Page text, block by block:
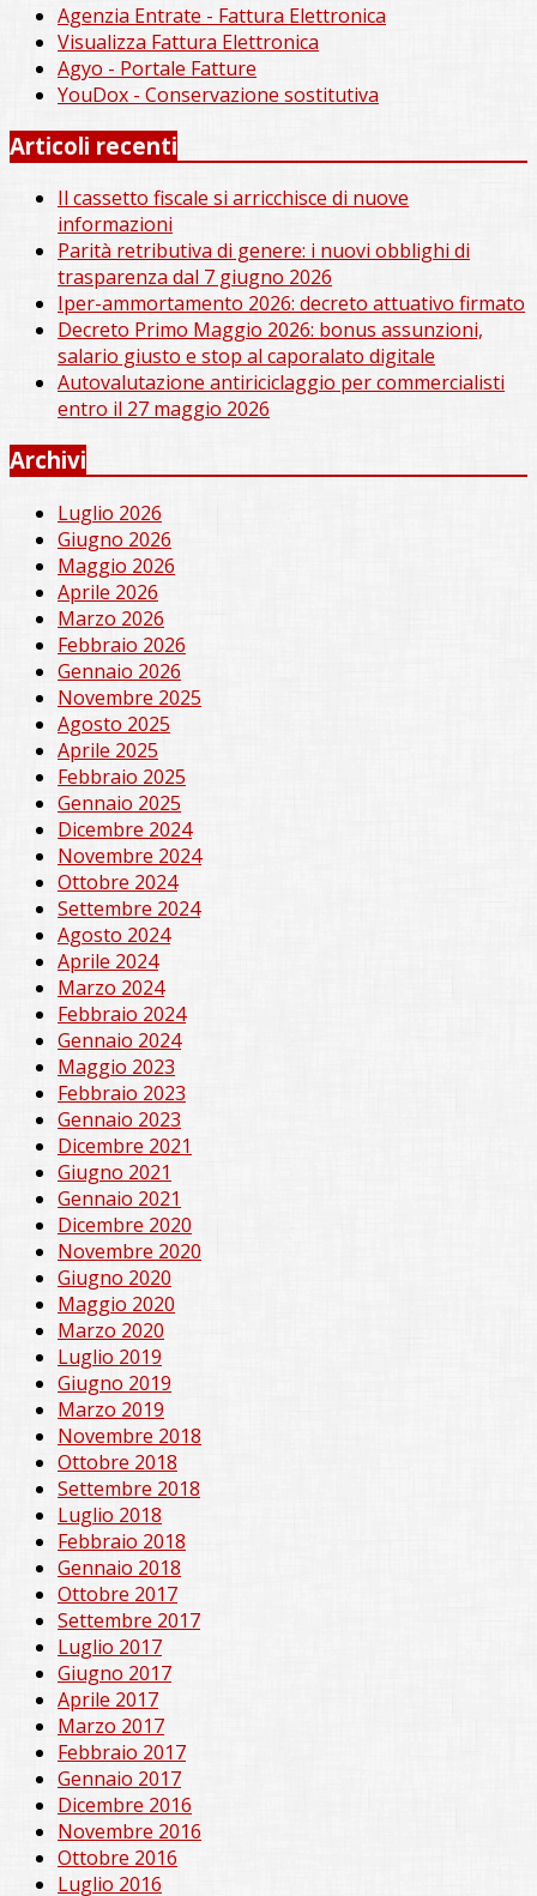
Agenzia Entrate - Fattura Elettronica
Visualizza Fattura Elettronica
Agyo - Portale Fatture
YouDox - Conservazione sostitutiva
Articoli recenti
Il cassetto fiscale si arricchisce di nuove
informazioni
Parità retributiva di genere: i nuovi obblighi di
trasparenza dal 7 giugno 2026
Iper-ammortamento 2026: decreto attuativo firmato
Decreto Primo Maggio 2026: bonus assunzioni,
salario giusto e stop al caporalato digitale
Autovalutazione antiriciclaggio per commercialisti
entro il 27 maggio 2026
Archivi
Luglio 2026
Giugno 2026
Maggio 2026
Aprile 2026
Marzo 2026
Febbraio 2026
Gennaio 2026
Novembre 2025
Agosto 2025
Aprile 2025
Febbraio 2025
Gennaio 2025
Dicembre 2024
Novembre 2024
Ottobre 2024
Settembre 2024
Agosto 2024
Aprile 2024
Marzo 2024
Febbraio 2024
Gennaio 2024
Maggio 2023
Febbraio 2023
Gennaio 2023
Dicembre 2021
Giugno 2021
Gennaio 2021
Dicembre 2020
Novembre 2020
Giugno 2020
Maggio 2020
Marzo 2020
Luglio 2019
Giugno 2019
Marzo 2019
Novembre 2018
Ottobre 2018
Settembre 2018
Luglio 2018
Febbraio 2018
Gennaio 2018
Ottobre 2017
Settembre 2017
Luglio 2017
Giugno 2017
Aprile 2017
Marzo 2017
Febbraio 2017
Gennaio 2017
Dicembre 2016
Novembre 2016
Ottobre 2016
Luglio 2016